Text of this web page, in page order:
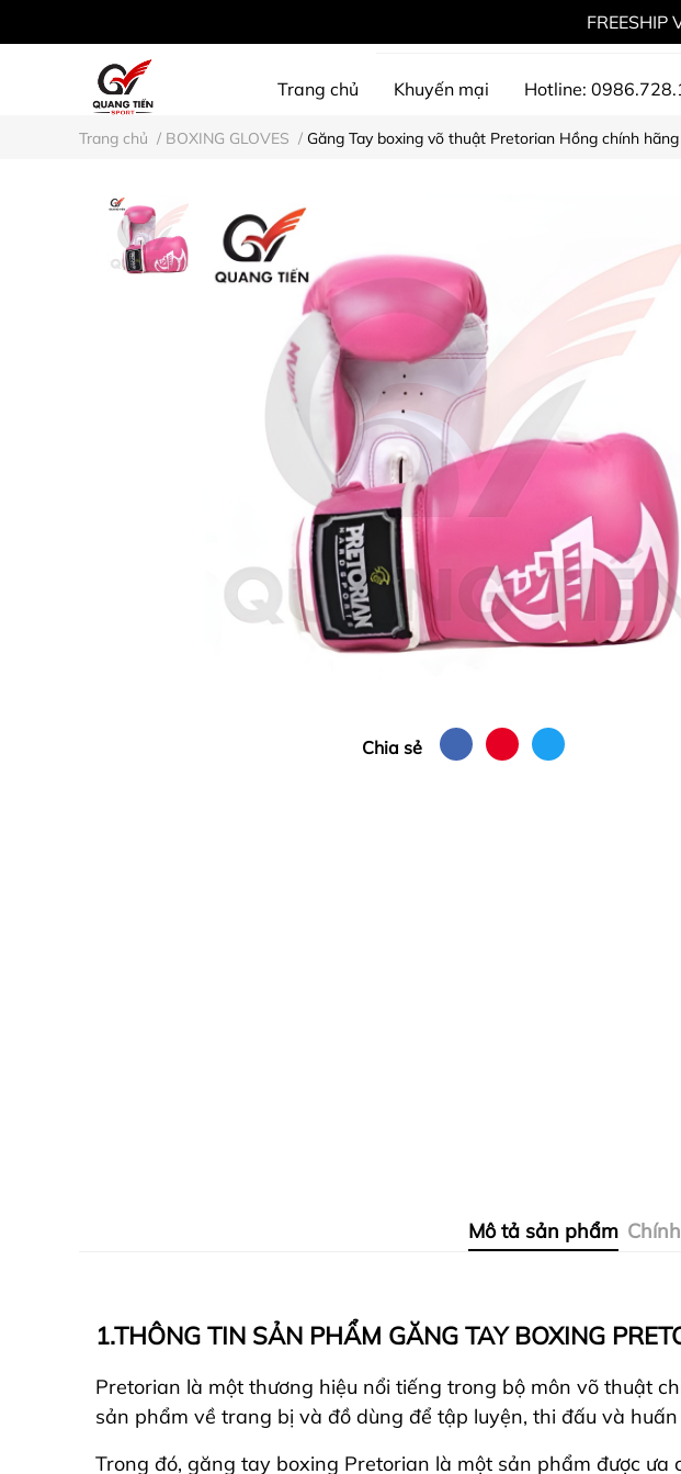
FREESHIP
Trang chủ Khuyến mại Hotline:
Trang chủ / BOXING GLOVES / Găng Tay boxing võ thuật Pretorian Hồng chính hãng
Chia sẻ
Mô tả sản phẩm
1.THÔNG TIN SẢN PHẨM GĂNG TAY BOXING
Pretorian là một thương hiệu nổi tiếng trong bộ môn võ thuật
sản phẩm về trang bị và đồ dùng để tập luyện, thi đấu và
Trong đó, găng tay boxing Pretorian là một sản phẩm được